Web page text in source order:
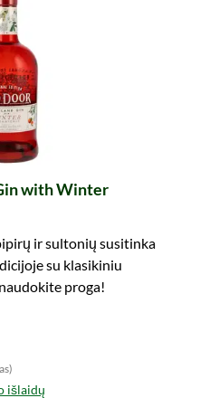
with Winter
ir sultonių susitinka
su klasikiniu
proga!
išlaidų